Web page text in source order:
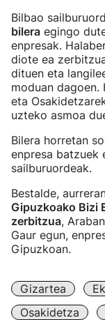
Bilbao
bilera egingo
enpresak.
diote ea
dituen eta
moduan
eta
uzteko asmoa
Bilera horretan
enpresa batzuek
sailburuordeak.
Bestalde,
Gipuzkoako Bizi
zerbitzua,
Gaur egun,
Gipuzkoan.
Gizartea
Osakidetza